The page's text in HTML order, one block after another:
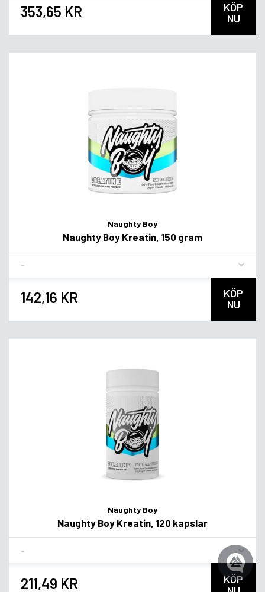
353,65 KR
KÖP
NU
Naughty Boy
Naughty Boy Kreatin, 150 gram
142,16 KR
KÖP
NU
Naughty Boy
Naughty Boy Kreatin, 120 kapslar
211,49 KR
KÖP